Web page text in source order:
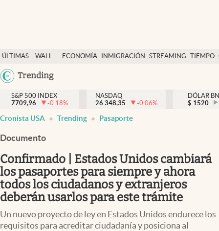
ÚLTIMAS
NOTICIAS
WALL
DÓLAR
ECONOMÍA INMIGRACIÓN STREAMING TIEMPO
México
Trending
Finanzas y economía
Wall Street y dólar
Inmigración
Espiritual
Streaming
Lifestyle
S&P 500 INDEX
7709,96
-0.18%
NASDAQ
26.348,35
-0.06%
DÓLAR
$ 1520
Cronista USA Trending Pasaporte
Documento
Confirmado | Estados Unidos cambiará
los pasaportes para siempre y ahora
todos los ciudadanos y extranjeros
deberán usarlos para este trámite
Un nuevo proyecto de ley en Estados Unidos endurece los
requisitos para acreditar ciudadanía y posiciona al